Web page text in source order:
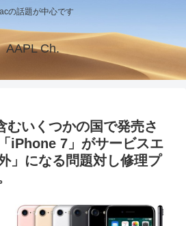
の話題が中心です
AAPL Ch.
むいくつかの国で発売さ
iPhone 7」がサービスエ
」になる問題対し修理プ